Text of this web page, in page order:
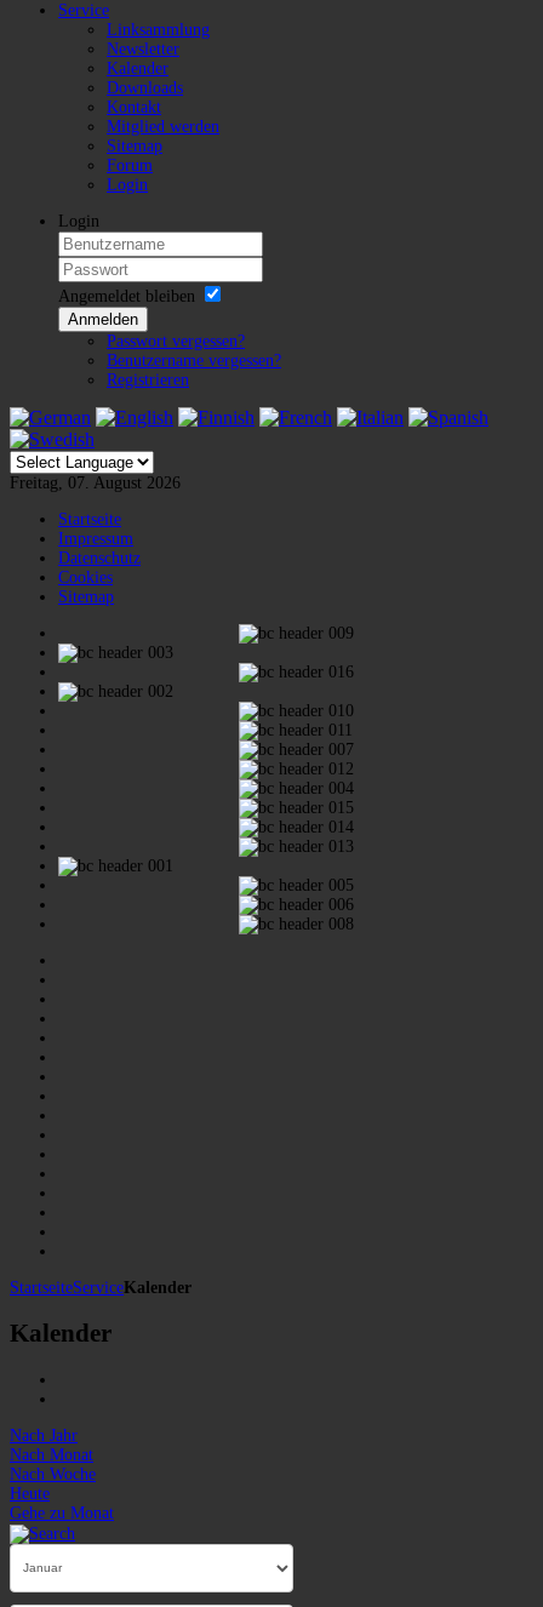
Service
Linksammlung
Newsletter
Kalender
Downloads
Kontakt
Mitglied werden
Sitemap
Forum
Login
Login
Angemeldet bleiben
Anmelden
Passwort vergessen?
Benutzername vergessen?
Registrieren
Freitag, 07. August 2026
Startseite
Impressum
Datenschutz
Cookies
Sitemap
StartseiteService Kalender
Kalender
Nach Jahr
Nach Monat
Nach Woche
Heute
Gehe zu Monat